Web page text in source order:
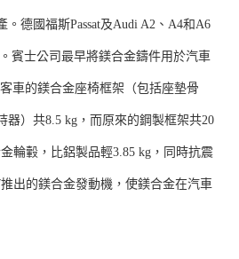
德國福斯Passat及Audi A2、A4和A6
賓士公司最早將鎂合金鑄件用於汽車
車的鎂合金座椅框架（包括座墊骨
器）共8.5 kg，而原來的鋼製框架共20
輪轂，比鋁製品輕3.85 kg，同時抗震
出的鎂合金發動機，使鎂合金在汽車